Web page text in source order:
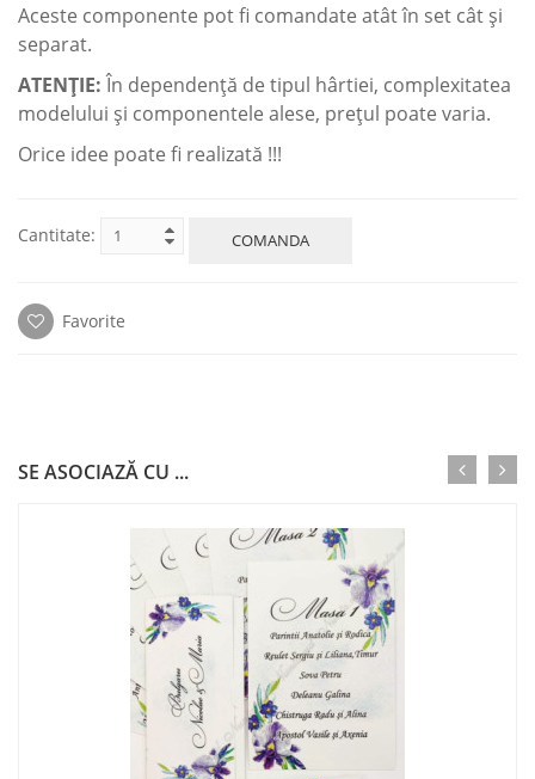
Aceste componente pot fi сomandate atât în set cât şi
separat.
ATENŢIE:În dependenţă de tipul hârtiei, complexitatea
modelului şi componentele alese, preţul poate varia.
Orice idee poate fi realizată !!!
Cantitate: COMANDA
Favorite
SE ASOCIAZĂ CU ...